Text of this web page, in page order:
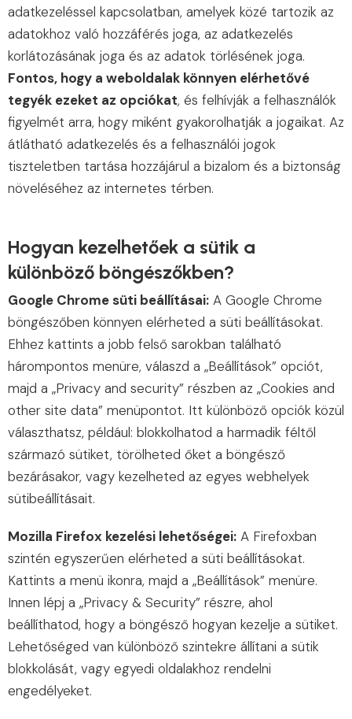
adatkezeléssel kapcsolatban, amelyek közé tartozik az
adatokhoz való hozzáférés joga, az adatkezelés
korlátozásának joga és az adatok törlésének joga.
Fontos, hogy a weboldalak könnyen elérhetővé
tegyék ezeket az opciókat, és felhívják a felhasználók
figyelmét arra, hogy miként gyakorolhatják a jogaikat. Az
átlátható adatkezelés és a felhasználói jogok
tiszteletben tartása hozzájárul a bizalom és a biztonság
növeléséhez az internetes térben.
Hogyan kezelhetőek a sütik a
különböző böngészőkben?
Google Chrome süti beállításai: A Google Chrome
böngészőben könnyen elérheted a süti beállításokat.
Ehhez kattints a jobb felső sarokban található
hárompontos menüre, válaszd a „Beállítások” opciót,
majd a „Privacy and security” részben az „Cookies and
other site data” menüpontot. Itt különböző opciók közül
választhatsz, például: blokkolhatod a harmadik féltől
származó sütiket, törölheted őket a böngésző
bezárásakor, vagy kezelheted az egyes webhelyek
sütibeállításait.
Mozilla Firefox kezelési lehetőségei: A Firefoxban
szintén egyszerűen elérheted a süti beállításokat.
Kattints a menü ikonra, majd a „Beállítások” menüre.
Innen lépj a „Privacy & Security” részre, ahol
beállíthatod, hogy a böngésző hogyan kezelje a sütiket.
Lehetőséged van különböző szintekre állítani a sütik
blokkolását, vagy egyedi oldalakhoz rendelni
engedélyeket.